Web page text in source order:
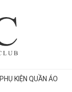
PHỤ KIỆN QUẦN ÁO